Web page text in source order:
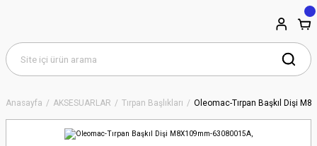
Anasayfa AKSESUARLAR Tırpan Başlıkları Oleomac-Tırpan Başkıl Dişi